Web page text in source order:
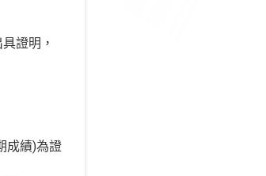
證明，
成績)為證